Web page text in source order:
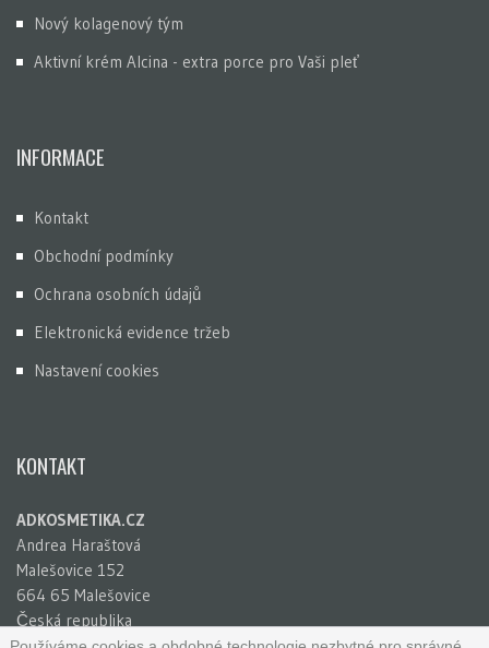
Nový kolagenový tým
Aktivní krém Alcina - extra porce pro Vaši pleť
INFORMACE
Kontakt
Obchodní podmínky
Ochrana osobních údajů
Elektronická evidence tržeb
Nastavení cookies
KONTAKT
ADKOSMETIKA.CZ
Andrea Haraštová
Malešovice 152
664 65 Malešovice
Česká republika